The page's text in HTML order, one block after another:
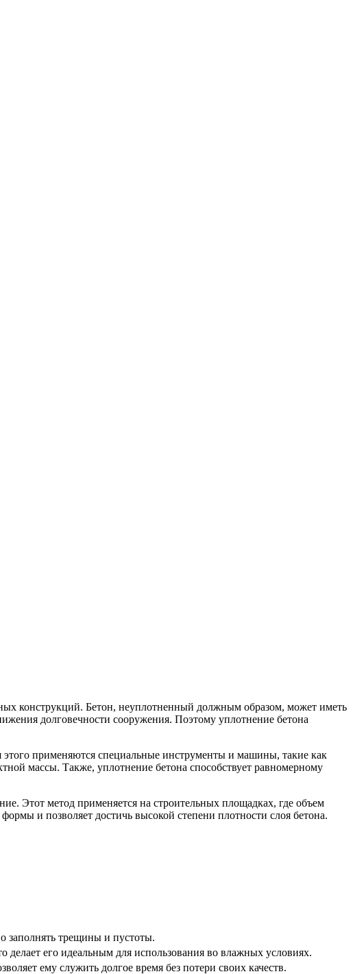
конструкций. Бетон, неуплотненный должным образом, может иметь
долговечности сооружения. Поэтому уплотнение бетона
этого применяются специальные инструменты и машины, такие как
массы. Также, уплотнение бетона способствует равномерному
Этот метод применяется на строительных площадках, где объем
и позволяет достичь высокой степени плотности слоя бетона.
заполнять трещины и пустоты.
его идеальным для использования во влажных условиях.
ему служить долгое время без потери своих качеств.